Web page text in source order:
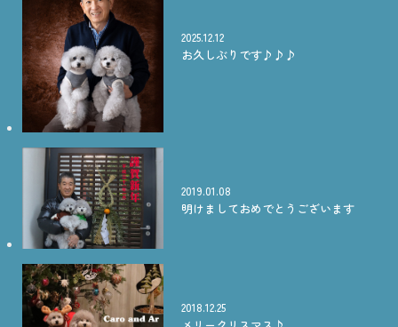
2025.12.12
お久しぶりです♪♪♪
2019.01.08
明けましておめでとうございます
2018.12.25